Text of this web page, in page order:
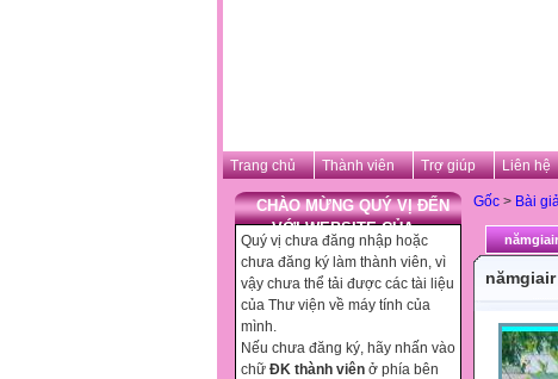
Trang chủ Thành viên Trợ giúp Liên hệ
CHÀO MỪNG QUÝ VỊ ĐẾN
VỚI WEBSITE CỦA ...
Quý vị chưa đăng nhập hoặc
chưa đăng ký làm thành viên, vì
vậy chưa thể tải được các tài liệu
của Thư viện về máy tính của
mình.
Nếu chưa đăng ký, hãy nhấn vào
chữ ĐK thành viên ở phía bên
Gốc > Bài